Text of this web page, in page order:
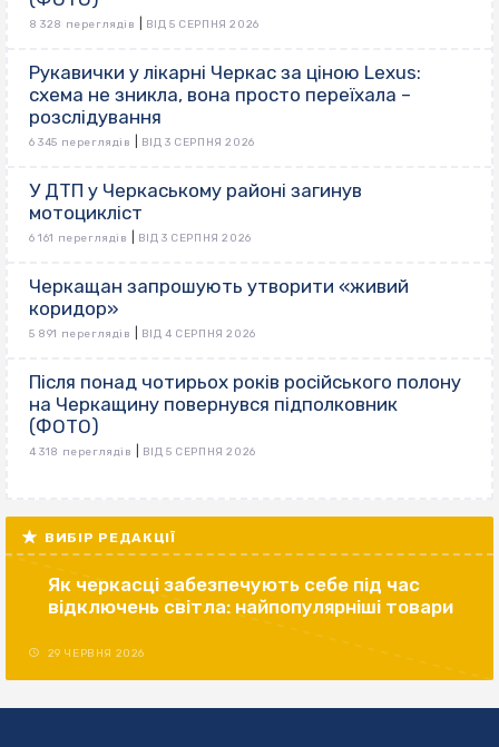
8 328 переглядів ВІД 5 СЕРПНЯ 2026
Рукавички у лікарні Черкас за ціною Lexus:
схема не зникла, вона просто переїхала –
розслідування
6 345 переглядів ВІД 3 СЕРПНЯ 2026
У ДТП у Черкаському районі загинув
мотоцикліст
6 161 переглядів ВІД 3 СЕРПНЯ 2026
Черкащан запрошують утворити «живий
коридор»
5 891 переглядів ВІД 4 СЕРПНЯ 2026
Після понад чотирьох років російського полону
на Черкащину повернувся підполковник
(ФОТО)
4 318 переглядів ВІД 5 СЕРПНЯ 2026
ВИБІР РЕДАКЦІЇ
Як черкасці забезпечують себе під час
відключень світла: найпопулярніші товари
29 ЧЕРВНЯ 2026